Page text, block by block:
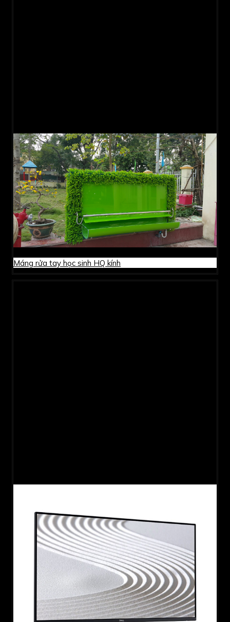
Máng rửa tay học sinh HQ kính